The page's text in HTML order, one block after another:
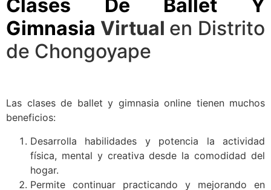
Clases De Ballet Y
Gimnasia Virtual en Distrito
de Chongoyape
Las clases de ballet y gimnasia online tienen muchos
beneficios:
Desarrolla habilidades y potencia la actividad
física, mental y creativa desde la comodidad del
hogar.
Permite continuar practicando y mejorando en